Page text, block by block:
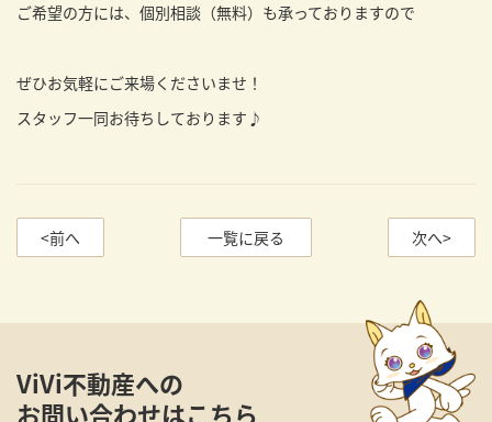
ご希望の方には、個別相談（無料）も承っておりますので
ぜひお気軽にご来場くださいませ！
スタッフ一同お待ちしております♪
<前へ 一覧に戻る 次へ>
ViVi不動産への
お問い合わせはこちら